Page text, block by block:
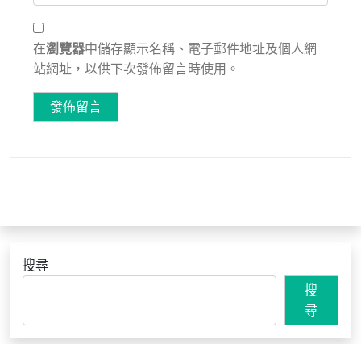
在瀏覽器中儲存顯示名稱、電子郵件地址及個人網
站網址，以供下次發佈留言時使用。
搜尋
搜
尋